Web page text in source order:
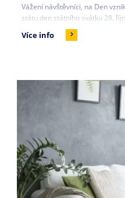
Vážení návštěvníci, na Den
státu den státního svátku 28.
Více info